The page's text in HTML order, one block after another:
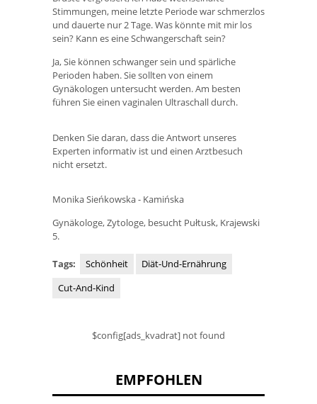
Stimmungen, meine letzte Periode war schmerzlos
und dauerte nur 2 Tage. Was könnte mit mir los
sein? Kann es eine Schwangerschaft sein?
Ja, Sie können schwanger sein und spärliche
Perioden haben. Sie sollten von einem
Gynäkologen untersucht werden. Am besten
führen Sie einen vaginalen Ultraschall durch.
Denken Sie daran, dass die Antwort unseres
Experten informativ ist und einen Arztbesuch
nicht ersetzt.
Monika Sieńkowska - Kamińska
Gynäkologe, Zytologe, besucht Pułtusk, Krajewski
5.
Tags: Schönheit
Diät-Und-Ernährung
Cut-And-Kind
$config[ads_kvadrat] not found
EMPFOHLEN